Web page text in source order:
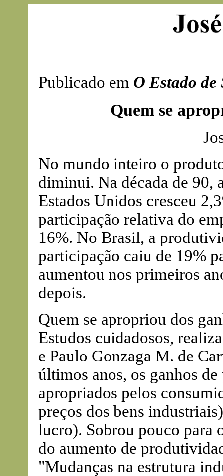
Publicado em O Estado de
Quem se
No mundo inteiro o
diminui. Na década de 90,
Estados Unidos cresceu
participação relativa do
16%. No Brasil, a
participação caiu de 19%
aumentou nos primeiros
depois.
Quem se apropriou dos
Estudos cuidadosos,
e Paulo Gonzaga M. de
últimos anos, os ganhos
apropriados pelos
preços dos bens
lucro). Sobrou pouco para
do aumento de
"Mudanças na estrutura